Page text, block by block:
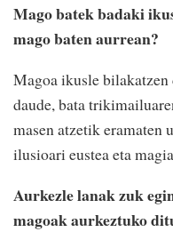
Mago batek badaki
mago baten aurrean?
Magoa ikusle bilakatzen
daude, bata
masen atzetik eramaten
ilusioari eustea eta
Aurkezle lanak zuk
magoak aurkeztuko